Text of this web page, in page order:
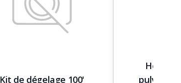
Kit de dégelage 100'
Hose